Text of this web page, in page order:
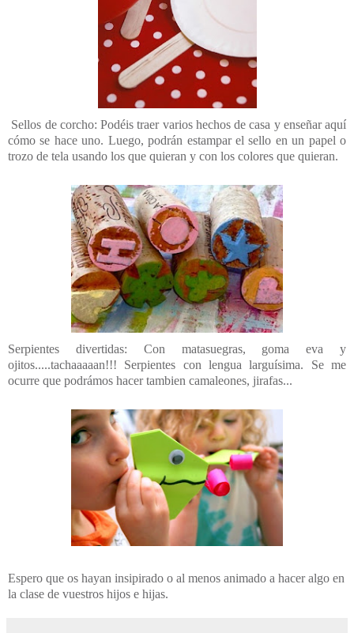
Sellos de corcho: Podéis traer varios hechos de casa y enseñar aquí
cómo se hace uno. Luego, podrán estampar el sello en un papel o
trozo de tela usando los que quieran y con los colores que quieran.
Serpientes divertidas: Con matasuegras, goma eva y
ojitos.....tachaaaaan!!! Serpientes con lengua larguísima. Se me
ocurre que podrámos hacer tambien camaleones, jirafas...
Espero que os hayan insipirado o al menos animado a hacer algo en
la clase de vuestros hijos e hijas.